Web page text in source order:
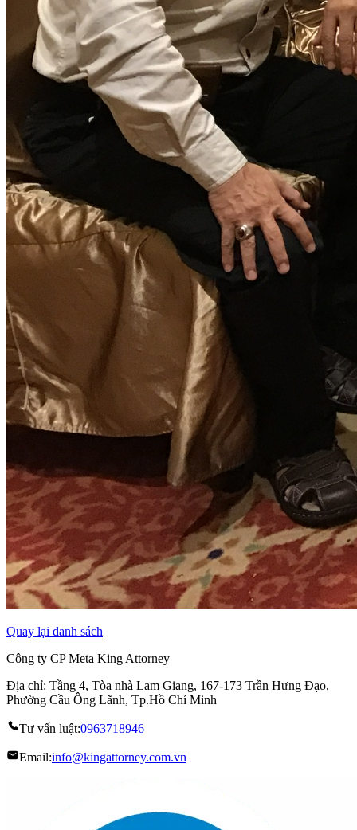
Quay lại danh sách
Công ty CP Meta King Attorney
Địa chỉ: Tầng 4, Tòa nhà Lam Giang, 167-173 Trần Hưng Đạo,
Phường Cầu Ông Lãnh, Tp.Hồ Chí Minh
Tư vấn luật:0963718946
Email:info@kingattorney.com.vn